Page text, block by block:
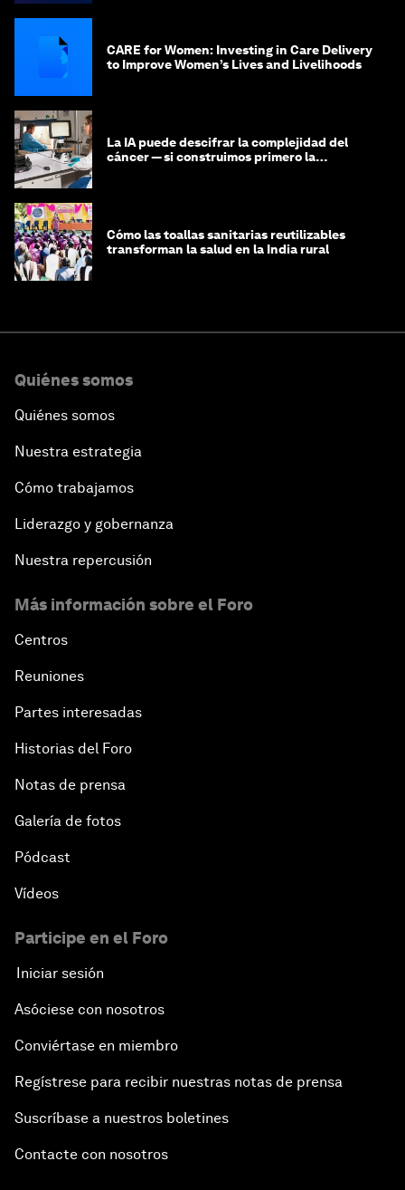
CARE for Women: Investing in Care Delivery
to Improve Women’s Lives and Livelihoods
La IA puede descifrar la complejidad del
cáncer — si construimos primero la
Cómo las toallas sanitarias reutilizables
transforman la salud en la India rural
Quiénes somos
Quiénes somos
Nuestra estrategia
Cómo trabajamos
Liderazgo y gobernanza
Nuestra repercusión
Más información sobre el Foro
Centros
Reuniones
Partes interesadas
Historias del Foro
Notas de prensa
Galería de fotos
Pódcast
Vídeos
Participe en el Foro
Iniciar sesión
Asóciese con nosotros
Conviértase en miembro
Regístrese para recibir nuestras notas de prensa
Suscríbase a nuestros boletines
Contacte con nosotros